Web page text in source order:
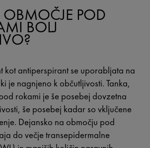
OBMOČJE POD
BOLJ
kot antiperspirant se uporabljata na
je nagnjeno k občutljivosti. Tanka,
rokami je še posebej dovzetna
še posebej kadar so vključene
Dejansko na območju pod
do večje transepidermalne